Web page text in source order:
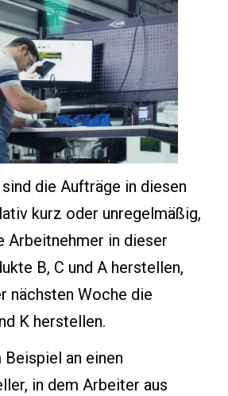
die Aufträge in diesen
kurz oder unregelmäßig,
Arbeitnehmer in dieser
B, C und A herstellen,
nächsten Woche die
K herstellen.
Beispiel an einen
in dem Arbeiter aus